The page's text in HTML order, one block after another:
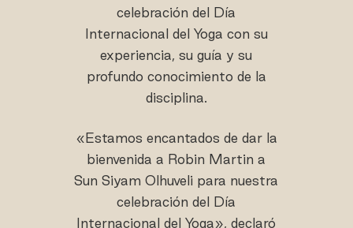
celebración del Día
Internacional del Yoga con su
experiencia, su guía y su
profundo conocimiento de la
disciplina.
«Estamos encantados de dar la
bienvenida a Robin Martin a
Sun Siyam Olhuveli para nuestra
celebración del Día
Internacional del Yoga», declaró